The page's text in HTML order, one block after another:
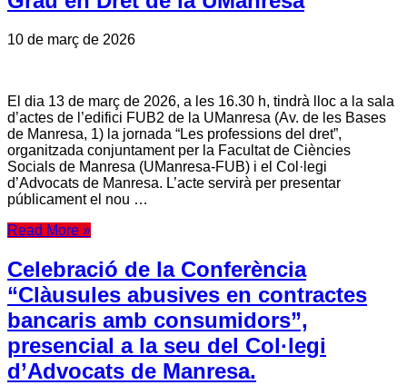
10 de març de 2026
El dia 13 de març de 2026, a les 16.30 h, tindrà lloc a la sala
d’actes de l’edifici FUB2 de la UManresa (Av. de les Bases
de Manresa, 1) la jornada “Les professions del dret”,
organitzada conjuntament per la Facultat de Ciències
Socials de Manresa (UManresa-FUB) i el Col·legi
d’Advocats de Manresa. L’acte servirà per presentar
públicament el nou …
Read More »
Celebració de la Conferència
“Clàusules abusives en contractes
bancaris amb consumidors”,
presencial a la seu del Col·legi
d’Advocats de Manresa.